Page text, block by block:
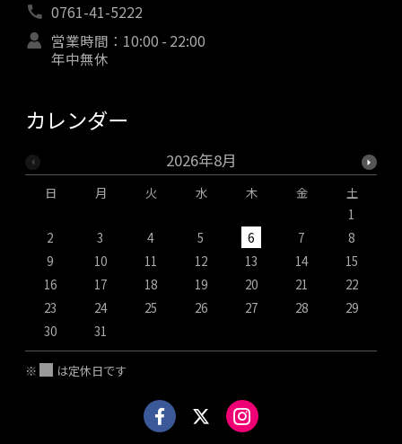
0761-41-5222
営業時間：10:00 - 22:00
年中無休
カレンダー
2026年8月
日 月 火 水 木 金
土
1
2
3 4 5 6 7
8
9
10 11 12 13 14
15
16
17 18 19 20 21
22
23
24 25 26 27 28
29
30
31
※ は定休日です